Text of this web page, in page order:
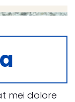
mei dolore